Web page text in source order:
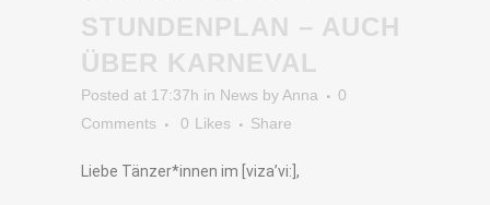
STUNDENPLAN – AUCH
ÜBER KARNEVAL
Posted at 17:37h in News by Anna
0
Comments
0 Likes Share
Liebe Tänzer*innen im [viza’vi:],